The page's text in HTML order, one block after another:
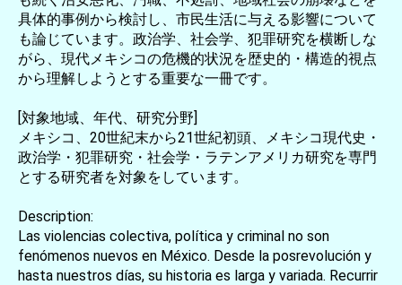
具体的事例から検討し、市民生活に与える影響について
も論じています。政治学、社会学、犯罪研究を横断しな
がら、現代メキシコの危機的状況を歴史的・構造的視点
から理解しようとする重要な一冊です。
[対象地域、年代、研究分野]
メキシコ、20世紀末から21世紀初頭、メキシコ現代史・
政治学・犯罪研究・社会学・ラテンアメリカ研究を専門
とする研究者を対象をしています。
Description:
Las violencias colectiva, política y criminal no son
fenómenos nuevos en México. Desde la posrevolución y
hasta nuestros días, su historia es larga y variada. Recurrir